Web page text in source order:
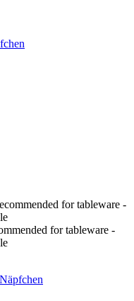
for tableware -